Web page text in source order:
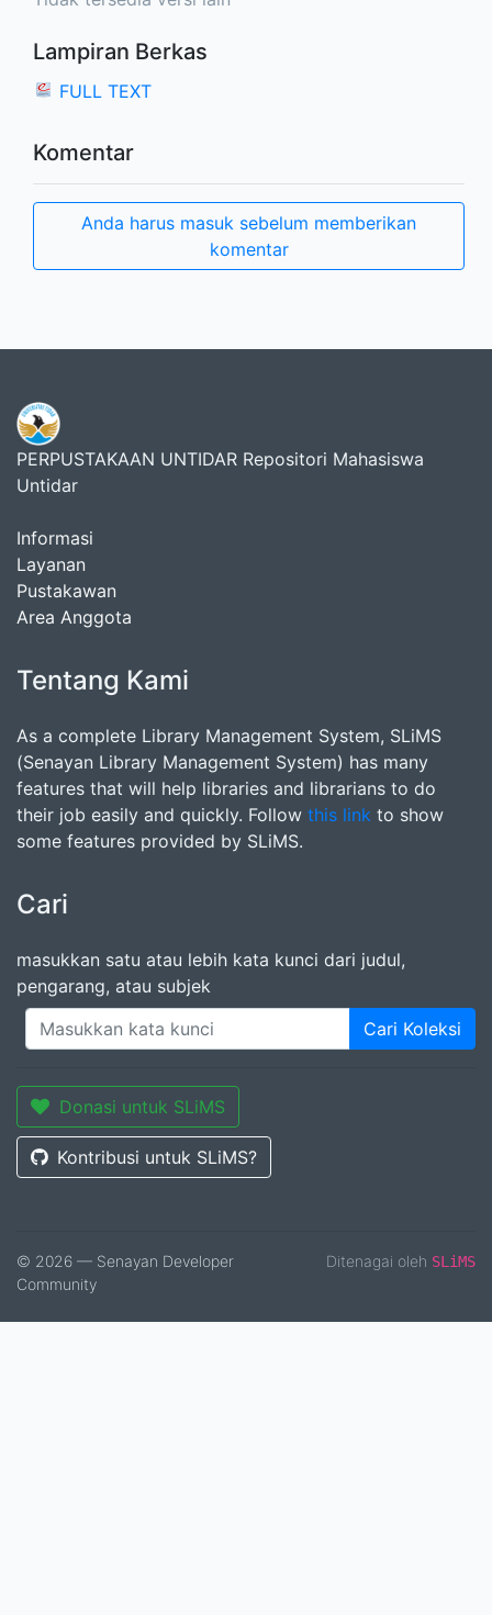
Lampiran Berkas
FULL TEXT
Komentar
Anda harus masuk sebelum memberikan
komentar
PERPUSTAKAAN UNTIDAR Repositori Mahasiswa
Untidar
Informasi
Layanan
Pustakawan
Area Anggota
Tentang Kami
As a complete Library Management System, SLiMS
(Senayan Library Management System) has many
features that will help libraries and librarians to do
their job easily and quickly. Follow this link to show
some features provided by SLiMS.
Cari
masukkan satu atau lebih kata kunci dari judul,
pengarang, atau subjek
Cari Koleksi
Donasi untuk SLiMS
Kontribusi untuk SLiMS?
© 2026 — Senayan Developer
Community
Ditenagai oleh SLiMS